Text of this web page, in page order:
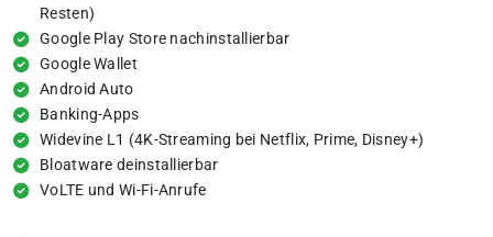
Resten)
Google Play Store nachinstallierbar
Google Wallet
Android Auto
Banking-Apps
Widevine L1 (4K-Streaming bei Netflix, Prime, Disney+)
Bloatware deinstallierbar
VoLTE und Wi-Fi-Anrufe